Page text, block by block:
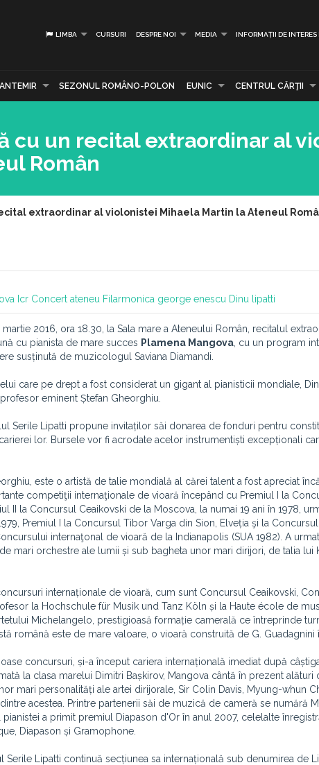
LIMBA CURSURI DESPRE NOI MEDIA INFORMAȚII DE INTERES
SEZONUL ROMÂNO-POLON EUNIC CENTRUL CĂRŢII
cu un recital extraordinar al
Român
extraordinar al violonistei Mihaela Martin la Ateneul
Icr Concert ateneu Filarmonica george enescu Dinu lipatti
2016, ora 18.30, la Sala mare a Ateneului Român, recitalul
cu pianista de mare succes Plamena Mangova , cu un program
susținută de muzicologul Saviana Diamandi.
care pe drept a fost considerat un gigant al pianisticii mondiale,
eminent Ștefan Gheorghiu.
Serile Lipatti propune invitaților săi donarea de fonduri pentru
lor. Bursele vor fi acrodate acelor instrumentiști excepționali
este o artistă de talie mondială al cărei talent a fost apreciat
competiţii internaţionale de vioară începând cu Premiul I la
II la Concursul Ceaikovski de la Moscova, la numai 19 ani în 1978,
Premiul I la Concursul Tibor Varga din Sion, Elveția şi la
internaţonal de vioară de la Indianapolis (SUA 1982). A
mari orchestre ale lumii și sub bagheta unor mari dirijori, de talia lui
internaționale de vioară, cum sunt Concursul Ceaikovski,
la Hochschule für Musik und Tanz Köln și la Haute école de
Michelangelo, prestigioasă formație camerală ce întreprinde
română este de mare valoare, o vioară construită de G. Guadagnini
concursuri, și-a început cariera internațională imediat după
la clasa marelui Dimitri Bașkirov, Mangova cântă în prezent alături
mari personalități ale artei dirijorale, Sir Colin Davis, Myung-whun
acestea. Printre partenerii săi de muzică de cameră se numără
a primit premiul Diapason d'Or în anul 2007, celelalte
Diapason și Gramophone.
Serile Lipatti continuă secțiunea sa internațională sub denumirea de